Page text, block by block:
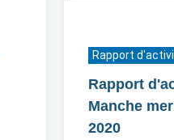
Rapport
Rapport
Manche
2020